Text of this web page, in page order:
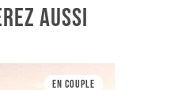
AUSSI
En couple